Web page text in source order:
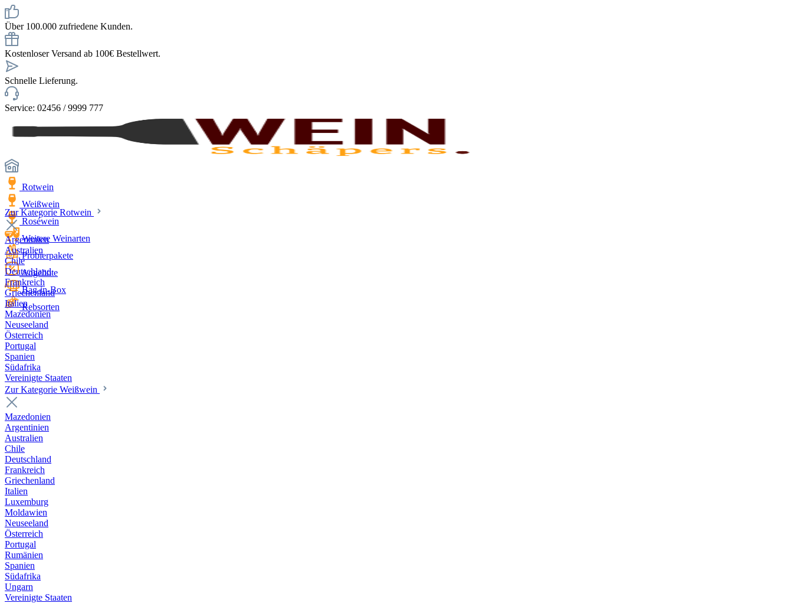
Über 100.000 zufriedene Kunden.
Kostenloser Versand ab 100€ Bestellwert.
Schnelle Lieferung.
Service: 02456 / 9999 777
Rotwein
Weißwein
Roséwein
Weitere Weinarten
Probierpakete
Angebote
Bag-in-Box
Rebsorten
Zur Kategorie Rotwein
Argentinien
Australien
Chile
Deutschland
Frankreich
Griechenland
Italien
Mazedonien
Neuseeland
Österreich
Portugal
Spanien
Südafrika
Vereinigte Staaten
Zur Kategorie Weißwein
Mazedonien
Argentinien
Australien
Chile
Deutschland
Frankreich
Griechenland
Italien
Luxemburg
Moldawien
Neuseeland
Österreich
Portugal
Rumänien
Spanien
Südafrika
Ungarn
Vereinigte Staaten